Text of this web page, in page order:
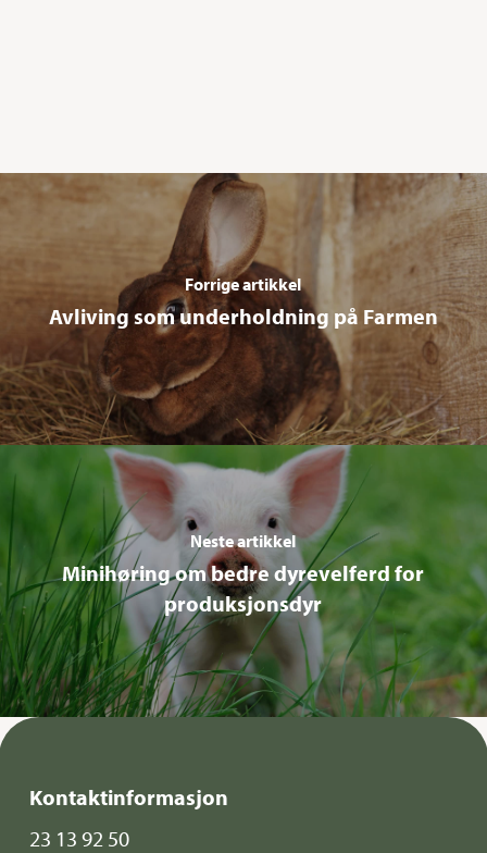
Forrige artikkel
Avliving som underholdning på Farmen
Neste artikkel
Minihøring om bedre dyrevelferd for
produksjonsdyr
Kontaktinformasjon
23 13 92 50